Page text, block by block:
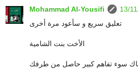
Mohammad Al-Yousifi
13/
تعليق سريع و سأعود مرة أخرى
الأخت بنت الشامية
سوء تفاهم كبير حاصل من طرفك